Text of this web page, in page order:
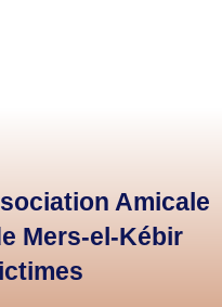
Amicale
Mers-el-Kébir